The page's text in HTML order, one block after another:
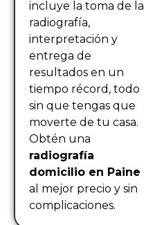
incluye la toma de la
radiografía,
interpretación y
entrega de
resultados en un
tiempo récord, todo
sin que tengas que
moverte de tu casa.
Obtén una
radiografía
domicilio en Paine
al mejor precio y sin
complicaciones.